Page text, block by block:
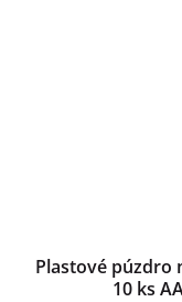
Plastové púzdro
10 ks